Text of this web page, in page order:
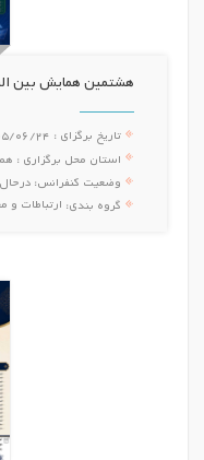
هشتمین همایش بین
تاریخ برگزای : 06/24
استان محل برگزاری :
وضعیت کنفرانس:
گروه بندی: ارتباطات و